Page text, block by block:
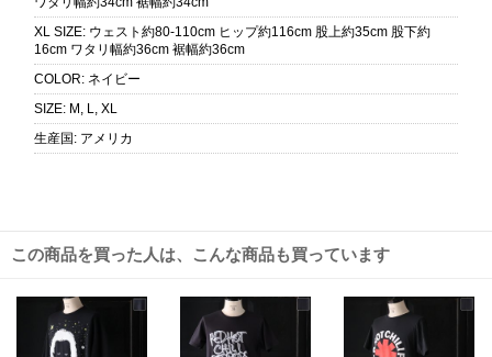
XL SIZE: ウェスト約80-110cm ヒップ約116cm 股上約35cm 股下約
16cm ワタリ幅約36cm 裾幅約36cm
COLOR: ネイビー
SIZE: M, L, XL
生産国: アメリカ
この商品を買った人は、こんな商品も買っています